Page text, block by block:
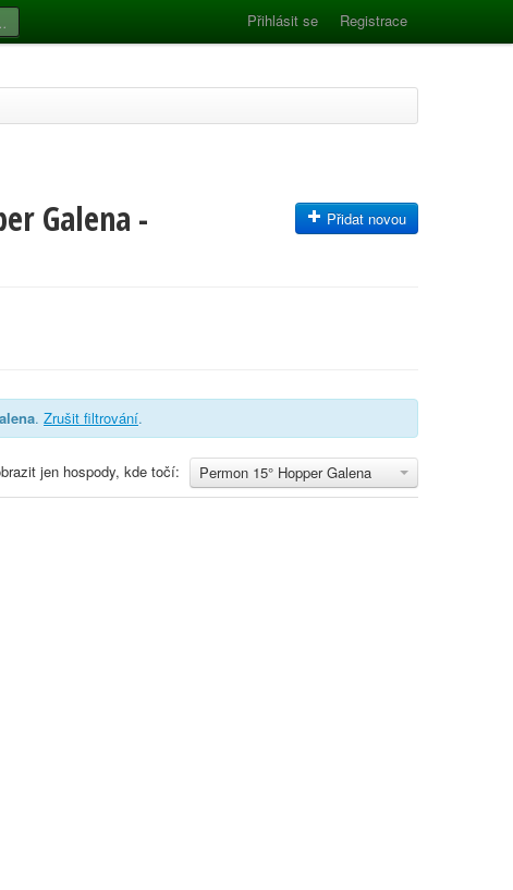
Přihlásit se Registrace
Galena - Přidat novou
. Zrušit filtrování.
Permon 15° Hopper Galena
jen hospody, kde točí: